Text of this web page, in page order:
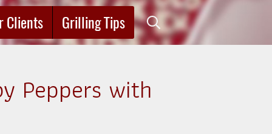
Clients Grilling Tips
Peppers with